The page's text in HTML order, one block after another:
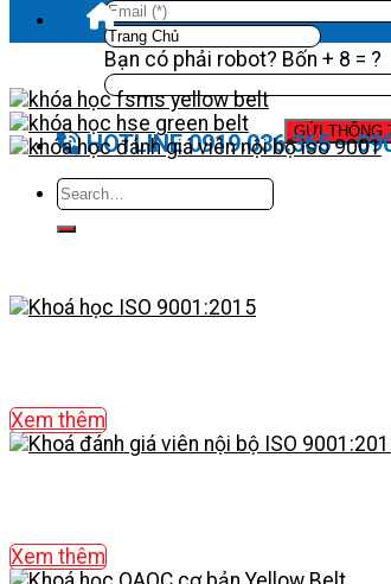
Bạn có phải robot? Bốn + 8 = ?
HOTLINE 0919.036.365 –
Xem thêm
Xem thêm